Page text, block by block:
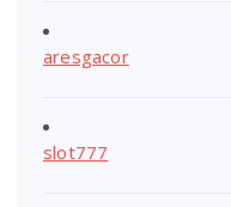
aresgacor
slot777